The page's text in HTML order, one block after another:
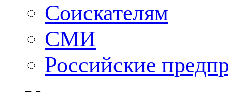
Соискателям
СМИ
Российские